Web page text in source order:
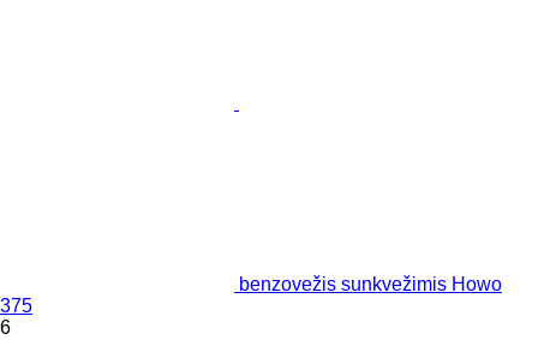
benzovežis sunkvežimis Howo
375
6